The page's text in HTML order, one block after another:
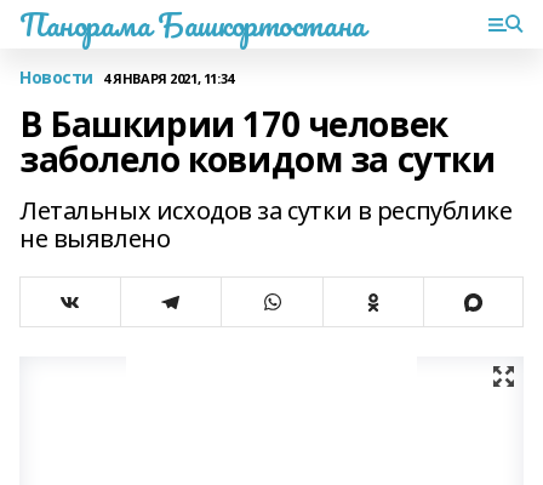
Панорама Башкортостана
Новости 4 ЯНВАРЯ 2021, 11:34
В Башкирии 170 человек
заболело ковидом за сутки
Летальных исходов за сутки в республике
не выявлено